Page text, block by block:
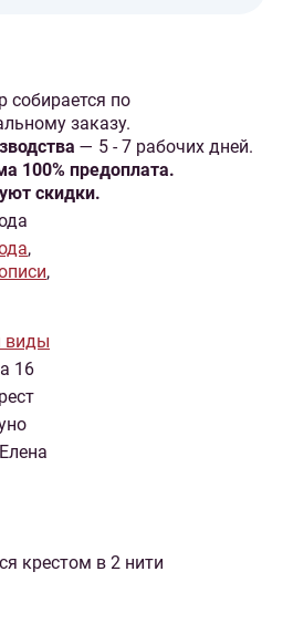
собирается по
заказу.
— 5 - 7 рабочих дней.
100% предоплата.
скидки.
,
,
виды
16
крестом в 2 нити